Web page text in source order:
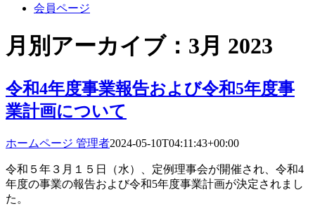
会員ページ
月別アーカイブ： 3月 2023
令和4年度事業報告および令和5年度事
業計画について
ホームページ 管理者2024-05-10T04:11:43+00:00
令和５年３月１５日（水）、定例理事会が開催され、令和4
年度の事業の報告および令和5年度事業計画が決定されまし
た。